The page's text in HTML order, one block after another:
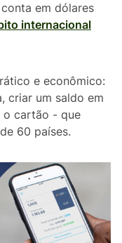
em dólares
internacional
e econômico:
criar um saldo em
o cartão - que
60 países.